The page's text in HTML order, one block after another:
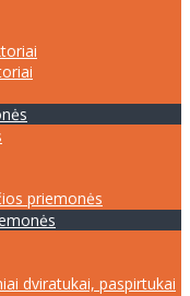
priemonės
dviratukai, paspirtukai